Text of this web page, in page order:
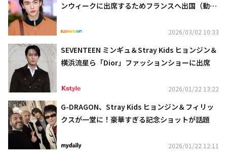
ンウィークに出席するためフランスへ出国（動画
2026/03/02 10:33
SEVENTEEN ミンギュ＆Stray Kids ヒョンジン＆
横浜流星ら「Dior」ファッションショーに出席
2026/01/22 13:22
G-DRAGON、Stray Kids ヒョンジン＆フィリッ
クスが一堂に！豪華すぎる記念ショットが話題
2026/01/22 12:11